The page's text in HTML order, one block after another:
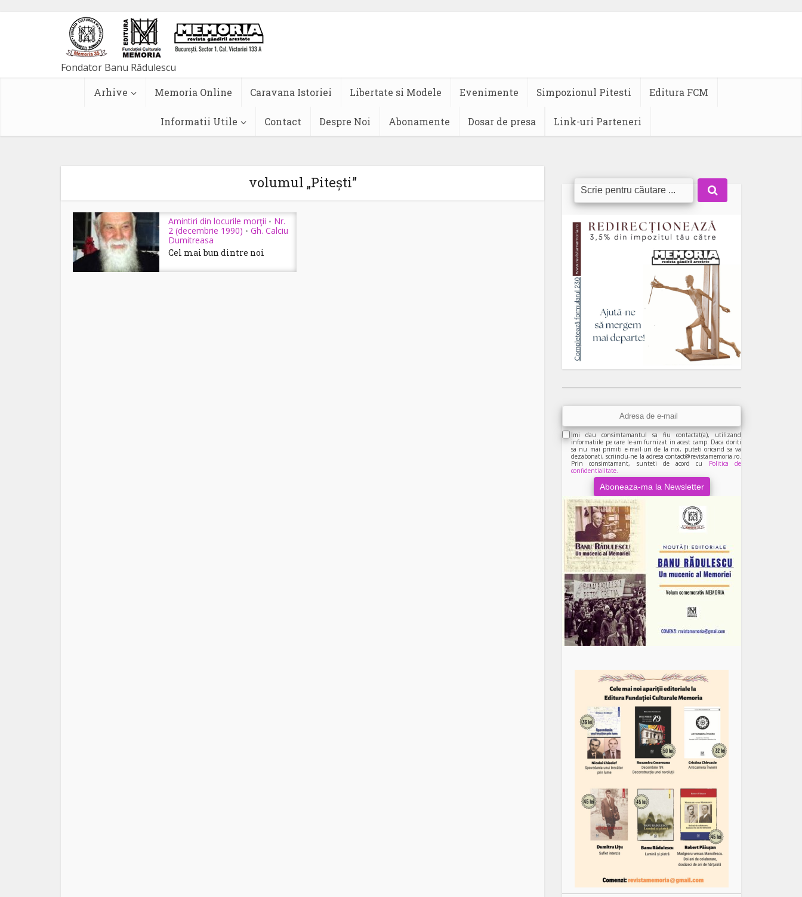
Arhive Memoria Online Caravana Istoriei Libertate si Modele Evenimente Simpozionul Pitesti Editura FCM
Informatii Utile Contact Despre Noi Abonamente Dosar de presa Link-uri Parteneri
volumul „Pitești”
Amintiri din locurile morţii • Nr.
2 (decembrie 1990) • Gh. Calciu
Dumitreasa
Cel mai bun dintre noi
Imi dau consimtamantul sa fiu contactat(a), utilizand
informatiile pe care le-am furnizat in acest camp. Daca doriti
sa nu mai primiti e-mail-uri de la noi, puteti oricand sa va
dezabonati, scriindu-ne la adresa contact@revistamemoria.ro.
Prin consimtamant, sunteti de acord cu Politica de
confidentialitate.